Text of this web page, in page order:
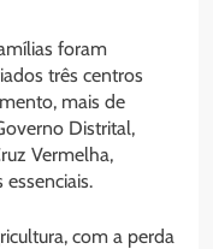
foram
três centros
mais de
Distrital,
Vermelha,
com a perda